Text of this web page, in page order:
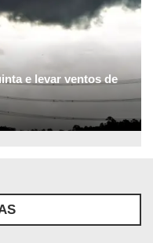
e levar ventos de